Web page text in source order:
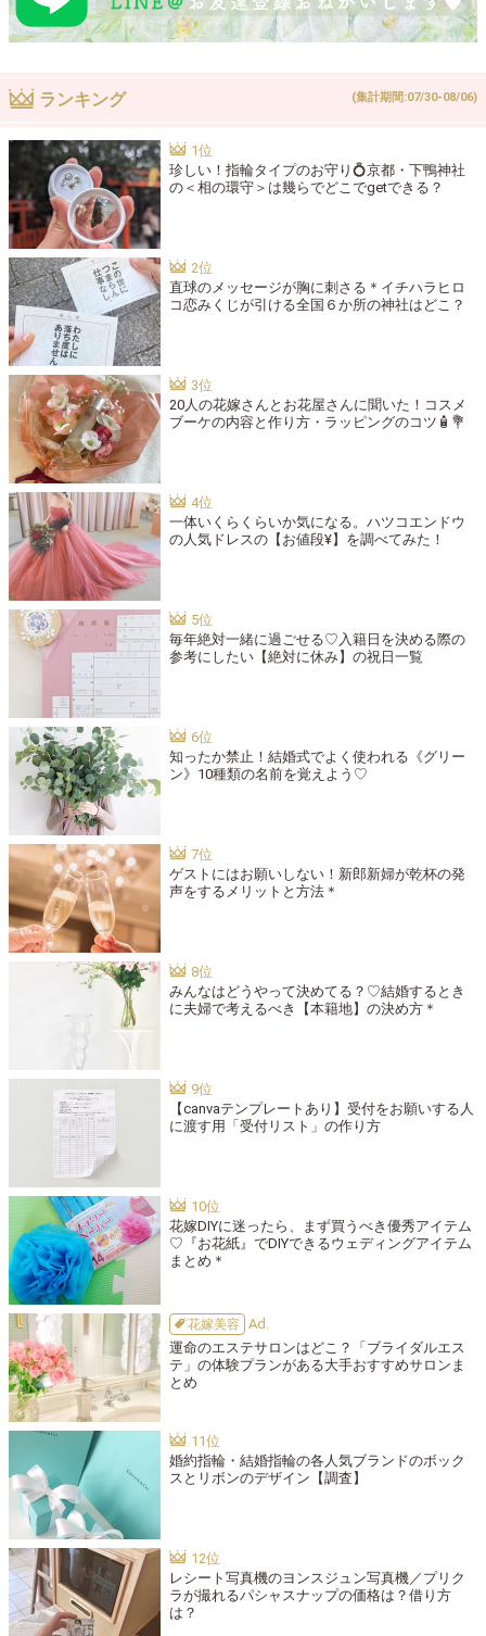
ランキング (集計期間:07/30-08/06)
珍しい！指輪タイプのお守り💍京都・下鴨神社
の＜相の環守＞は幾らでどこでgetできる？
直球のメッセージが胸に刺さる＊イチハラヒロ
コ恋みくじが引ける全国６か所の神社はどこ？
20人の花嫁さんとお花屋さんに聞いた！コスメ
ブーケの内容と作り方・ラッピングのコツ🧴💐
一体いくらくらいか気になる。ハツコエンドウ
の人気ドレスの【お値段¥】を調べてみた！
毎年絶対一緒に過ごせる♡入籍日を決める際の
参考にしたい【絶対に休み】の祝日一覧
知ったか禁止！結婚式でよく使われる《グリー
ン》10種類の名前を覚えよう♡
ゲストにはお願いしない！新郎新婦が乾杯の発
声をするメリットと方法＊
みんなはどうやって決めてる？♡結婚するとき
に夫婦で考えるべき【本籍地】の決め方＊
【canvaテンプレートあり】受付をお願いする人
に渡す用「受付リスト」の作り方
花嫁DIYに迷ったら、まず買うべき優秀アイテム
♡『お花紙』でDIYできるウェディングアイテム
まとめ＊
花嫁美容
運命のエステサロンはどこ？「ブライダルエス
テ」の体験プランがある大手おすすめサロンま
とめ
婚約指輪・結婚指輪の各人気ブランドのボック
スとリボンのデザイン【調査】
レシート写真機のヨンスジュン写真機／プリク
ラが撮れるパシャスナップの価格は？借り方
は？